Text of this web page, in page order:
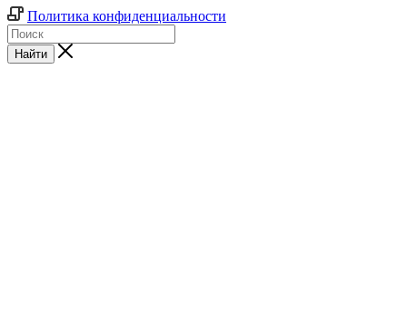
Политика конфиденциальности
Найти